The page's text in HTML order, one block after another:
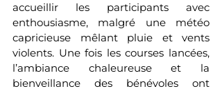
accueillir les participants avec
enthousiasme, malgré une météo
capricieuse mêlant pluie et vents
violents. Une fois les courses lancées,
l’ambiance chaleureuse et la
bienveillance des bénévoles ont